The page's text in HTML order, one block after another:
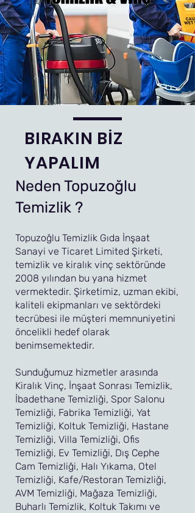
BIRAKIN BİZ
YAPALIM
Neden Topuzoğlu
Temizlik ?
Topuzoğlu Temizlik Gıda İnşaat
Sanayi ve Ticaret Limited Şirketi,
temizlik ve kiralık vinç sektöründe
2008 yılından bu yana hizmet
vermektedir. Şirketimiz, uzman ekibi,
kaliteli ekipmanları ve sektördeki
tecrübesi ile müşteri memnuniyetini
öncelikli hedef olarak
benimsemektedir.
Sunduğumuz hizmetler arasında
Kiralık Vinç, İnşaat Sonrası Temizlik,
İbadethane Temizliği, Spor Salonu
Temizliği, Fabrika Temizliği, Yat
Temizliği, Koltuk Temizliği, Hastane
Temizliği, Villa Temizliği, Ofis
Temizliği, Ev Temizliği, Dış Cephe
Cam Temizliği, Halı Yıkama, Otel
Temizliği, Kafe/Restoran Temizliği,
AVM Temizliği, Mağaza Temizliği,
Buharlı Temizlik, Koltuk Takımı ve